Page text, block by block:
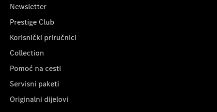
Newsletter
Prestige Club
Korisnički priručnici
Collection
Pomoć na cesti
Servisni paketi
Originalni dijelovi